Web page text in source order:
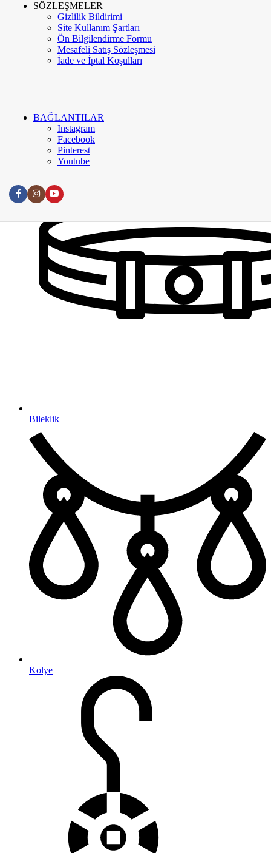
SÖZLEŞMELER
Gizlilik Bildirimi
Site Kullanım Şartları
Ön Bilgilendirme Formu
Mesafeli Satış Sözleşmesi
İade ve İptal Koşulları
BAĞLANTILAR
Instagram
Facebook
Pinterest
Youtube
Menü
Kategoriler
Kurumsal
Hakkımızda
İletişim
Bileklik
Kolye